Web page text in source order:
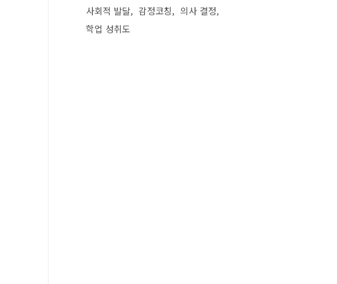
사회적 발달
감정코칭
의사 결정
학업 성취도